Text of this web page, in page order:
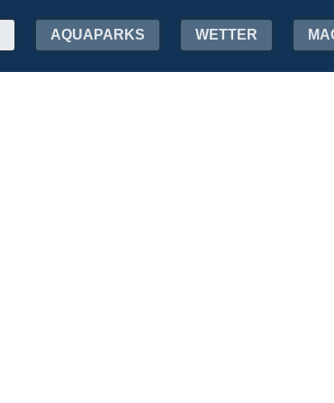
AQUAPARKS WETTER